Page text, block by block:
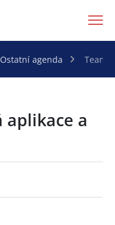
Ostatní agenda
aplikace a